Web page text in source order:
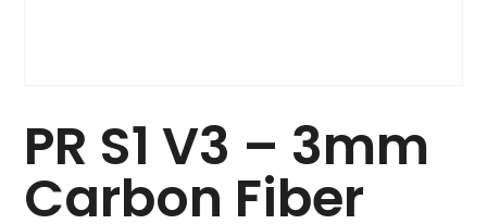
PR S1 V3 – 3mm
Carbon Fiber